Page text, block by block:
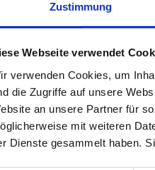
Zustimmung
Webseite verwendet
verwenden Cookies, um
die Zugriffe auf unsere
an unsere Partner für
mit weiteren
Dienste gesammelt haben.
Wie kann
klassische
Flexibilität.
die
ermöglicht
Hybride